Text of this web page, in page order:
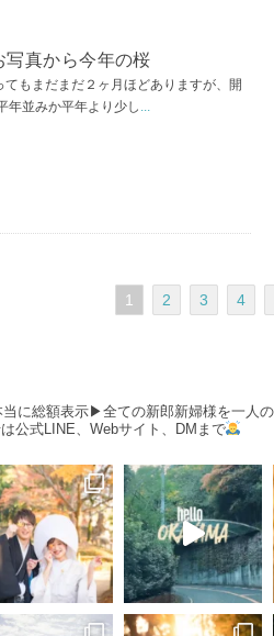
写真から今年の桜
もまだまだ２ヶ月ほどありますが、開
年並みか平年より少し ...
1 2 3 4
に総額表示▶︎全ての新郎新婦様を一人
公式LINE、Webサイト、DMまで